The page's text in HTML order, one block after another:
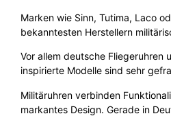
Marken wie Sinn, Tutima, Laco
bekanntesten Herstellern
Vor allem deutsche Fliegeruhren
inspirierte Modelle sind sehr
Militäruhren verbinden
markantes Design. Gerade in